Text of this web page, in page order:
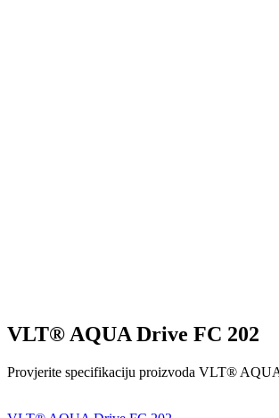
VLT® AQUA Drive FC 202
Provjerite specifikaciju proizvoda VLT®